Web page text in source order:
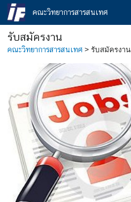
Skip
คณะวิทยาการสารสนเทศ
รับสมัครงาน
คณะวิทยาการสารสนเทศ > รับสมัครงาน